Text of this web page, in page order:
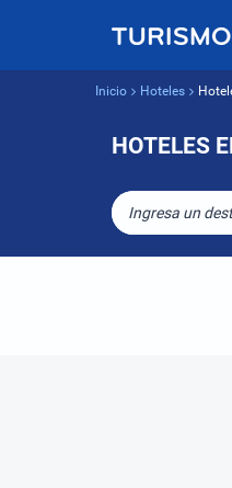
Inicio Hoteles
HOTELES
Ingresa un